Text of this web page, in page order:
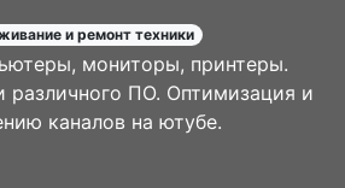
и ремонт техники
мониторы, принтеры.
различного ПО. Оптимизация и
каналов на ютубе.